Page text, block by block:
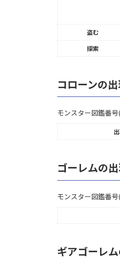
盗む
探索
コローンの
モンスター図鑑番号
ゴーレムの
モンスター図鑑番号
ギアゴーレ